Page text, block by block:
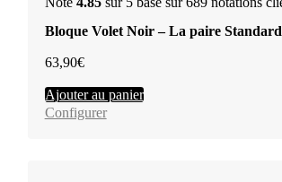
Bloque Volet Noir – La paire
63,90€
Ajouter au panier
Configurer